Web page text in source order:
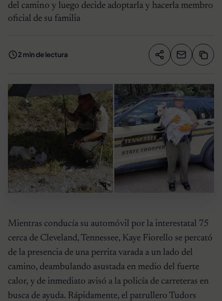
del camino y luego decide adoptarla y hacerla membro
oficial de su familia
2 min de lectura Compartir
Mientras conducía su automóvil por la interestatal 75
cerca de Cleveland, Tennessee, Kaye Fiorello se percató
de la presencia de una perrita varada a un lado del
camino, deambulando asustada en medio del fuerte
calor, y de inmediato avisó a la policía de carreteras en
busca de ayuda. Rápidamente, el patrullero Tudors